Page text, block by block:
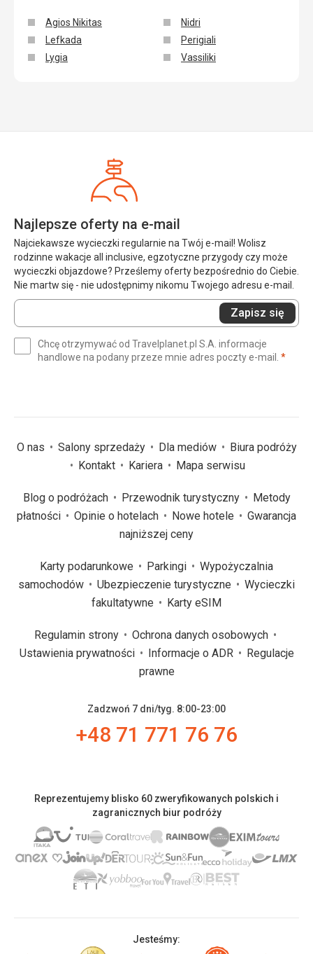
Agios Nikitas
Lefkada
Lygia
Nidri
Perigiali
Vassiliki
Najlepsze oferty na e-mail
Najciekawsze wycieczki regularnie na Twój e-mail! Wolisz
rodzinne wakacje all inclusive, egzotyczne przygody czy może
wycieczki objazdowe? Prześlemy oferty bezpośrednio do Ciebie.
Nie martw się - nie udostępnimy nikomu Twojego adresu e-mail.
Wprowadź
swój
(wymagane)
Zapisz się
Chcę otrzymywać od Travelplanet.pl S.A. informacje
handlowe na podany przeze mnie adres poczty e-mail. *
O nas Salony sprzedaży Dla mediów
Biura podróży
Kontakt
Kariera Mapa serwisu
Blog o podróżach Przewodnik turystyczny
Metody
płatności
Opinie o hotelach Nowe hotele
Gwarancja
najniższej ceny
Karty podarunkowe Parkingi
Wypożyczalnia
samochodów
Ubezpieczenie turystyczne
Wycieczki
fakultatywne
Karty eSIM
Regulamin strony
Ochrona danych osobowych
Ustawienia prywatności
Informacje o ADR
Regulacje
prawne
Zadzwoń 7 dni/tyg. 8:00-23:00
+48 71 771 76 76
Reprezentujemy blisko 60 zweryfikowanych polskich i
zagranicznych biur podróży
Jesteśmy: